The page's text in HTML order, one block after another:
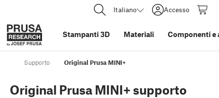
Italiano Accesso
Stampanti 3D Materiali Componenti e
Supporto Original Prusa MINI+
Original Prusa MINI+ supporto